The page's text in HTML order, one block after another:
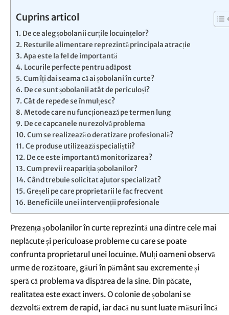
Cuprins articol
De ce aleg șobolanii curțile locuințelor?
Resturile alimentare reprezintă principala atracție
Apa este la fel de importantă
Locurile perfecte pentru adăpost
Cum îți dai seama că ai șobolani în curte?
De ce sunt șobolanii atât de periculoși?
Cât de repede se înmulțesc?
Metode care nu funcționează pe termen lung
De ce capcanele nu rezolvă problema
Cum se realizează o deratizare profesională?
Ce produse utilizează specialiștii?
De ce este importantă monitorizarea?
Cum previi reapariția șobolanilor?
Când trebuie solicitat ajutor specializat?
Greșeli pe care proprietarii le fac frecvent
Beneficiile unei intervenții profesionale
Prezența șobolanilor în curte reprezintă una dintre cele mai
neplăcute și periculoase probleme cu care se poate
confrunta proprietarul unei locuințe. Mulți oameni observă
urme de rozătoare, găuri în pământ sau excremente și
speră că problema va dispărea de la sine. Din păcate,
realitatea este exact invers. O colonie de șobolani se
dezvoltă extrem de rapid, iar dacă nu sunt luate măsuri încă